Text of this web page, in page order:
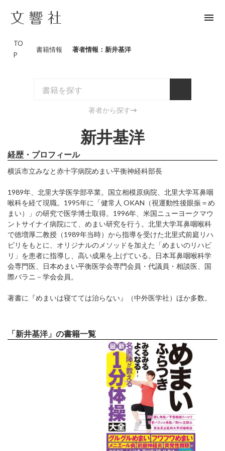
menu
TO
P
書籍情報 著者情報：新井基洋
著者から探す
新井基洋
経歴・プロフィール
横浜市立みなと赤十字病院めまい平衡神経科部長
1989年、北里大学医学部卒業。国立相模原病院、北里大学耳鼻咽
喉科を経て現職。1995年に「健常人 OKAN（視運動性後眼振＝め
まい）」の研究で医学博士取得。1996年、米国ニューヨークマウ
ントサイナイ病院にて、めまい研究を行う。北里大学耳鼻咽喉科
で徳増厚二教授（1989年当時）から指導を受けた北里式前庭リハ
ビリをもとに、オリジナルのメソッドを加えた「めまいのリハビ
リ」を患者に指導し、高い成果を上げている。日本耳鼻咽喉科学
会専門医、日本めまい平衡医学会専門会員・代議員・相談医、国
際バラニ－学会会員。
著書に『めまいは寝てては治らない』（中外医学社）ほか多数。
「新井基洋」の書籍一覧